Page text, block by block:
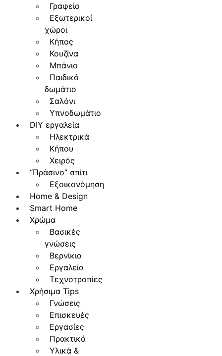
Γραφείο
Εξωτερικοί
χώροι
Κήπος
Κουζίνα
Μπάνιο
Παιδικό
δωμάτιο
Σαλόνι
Υπνοδωμάτιο
DIY εργαλεία
Ηλεκτρικά
Κήπου
Χειρός
“Πράσινο” σπίτι
Εξοικονόμηση
Home & Design
Smart Home
Χρώμα
Βασικές
γνώσεις
Βερνίκια
Εργαλεία
Τεχνοτροπίες
Χρήσιμα Tips
Γνώσεις
Επισκευές
Εργασίες
Πρακτικά
Υλικά &